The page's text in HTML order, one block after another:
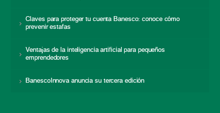
Claves para proteger tu cuenta Banesco: conoce cómo
prevenir estafas
Ventajas de la inteligencia artificial para pequeños
emprendedores
BanescoInnova anuncia su tercera edición